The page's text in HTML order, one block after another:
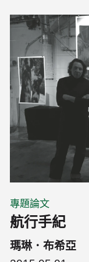
專題論文
航行手紀
瑪琳．布希亞